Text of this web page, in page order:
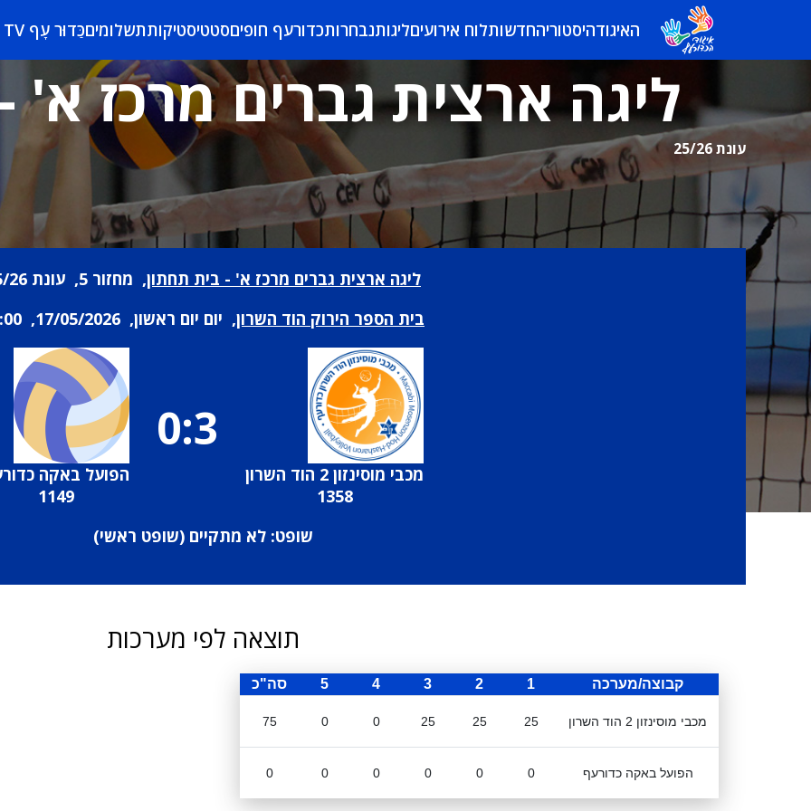
האיגודהיסטוריהחדשותלוח אירועיםליגותנבחרותכדורעף חופיםסטטיסטיקותתשלומיםכַּדוּר עָף TV
ליגה ארצית גברים מרכז א'
עונת 25/26
ליגה ארצית גברים מרכז א' - בית תחתון, מחזור 5, עונת 25/26
בית הספר הירוק הוד השרון, יום יום ראשון, 17/05/2026, 21:00
מכבי מוסינזון 2 הוד השרון
1358
0:3
הפועל באקה
1149
שופט: לא מתקיים (שופט ראשי)
תוצאה לפי מערכות
קבוצה/מערכה 1
2
3
4
5 סה"כ
מכבי מוסינזון 2 הוד השרון 25
25
25
0
0
75
הפועל באקה כדורעף 0
0
0
0
0
0